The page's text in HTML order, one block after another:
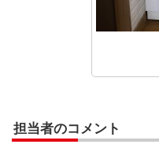
担当者のコメント